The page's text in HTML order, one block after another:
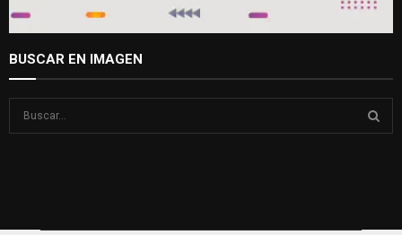
BUSCAR EN IMAGEN